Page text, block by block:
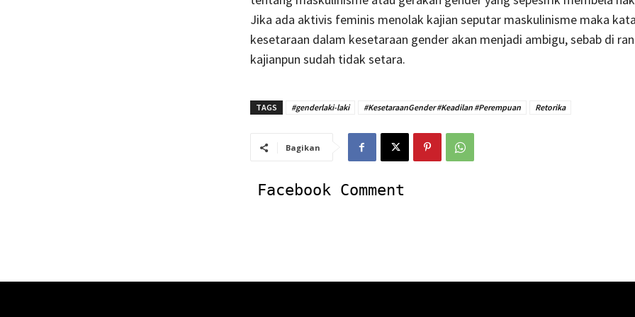
Jika ada aktivis feminis menolak kajian seputar maskulinisme maka kata
kesetaraan dalam kesetaraan gender akan menjadi ambigu, sebab di
kajianpun sudah tidak setara.
TAGS #genderlaki-laki #KesetaraanGender #Keadilan #Perempuan Retorika
Bagikan
Facebook Comment